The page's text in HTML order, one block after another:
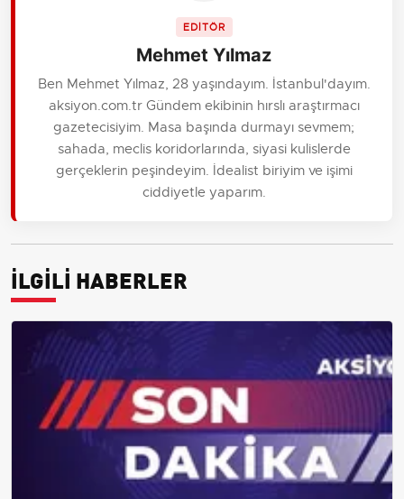
EDİTÖR
Mehmet Yılmaz
Ben Mehmet Yılmaz, 28 yaşındayım. İstanbul'dayım.
aksiyon.com.tr Gündem ekibinin hırslı araştırmacı
gazetecisiyim. Masa başında durmayı sevmem;
sahada, meclis koridorlarında, siyasi kulislerde
gerçeklerin peşindeyim. İdealist biriyim ve işimi
ciddiyetle yaparım.
İLGİLİ HABERLER